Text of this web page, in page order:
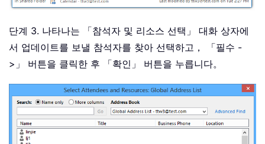
단계 3. 나타나는 「참석자 및 리소스 선택」 대화 상자에
서 업데이트를 보낼 참석자를 찾아 선택하고， 「필수 -
>」 버튼을 클릭한 후 「확인」 버튼을 누릅니다。